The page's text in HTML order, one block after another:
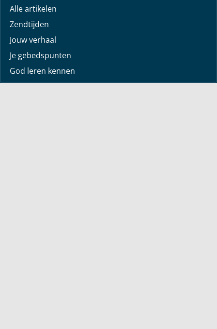
Alle artikelen
Zendtijden
Jouw verhaal
Je gebedspunten
God leren kennen
Downloads